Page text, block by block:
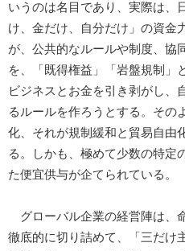
いうのは名目であり、実際は、
け、金だけ、自分だけ」の資金
が、公共的なルールや制度、協
を、「既得権益」「岩盤規制」
ビジネスとお金を引き剥がし、
るルールを作ろうとする。その
化、それが規制緩和と貿易自由
る。しかも、極めて少数の特定
た便宜供与が企てられている。
グローバル企業の経営陣は、
徹底的に切り詰めて、「三だけ